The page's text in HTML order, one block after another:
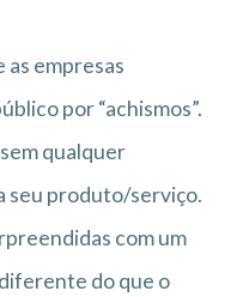
empresas
por “achismos”.
qualquer
seu produto/serviço.
com um
do que o